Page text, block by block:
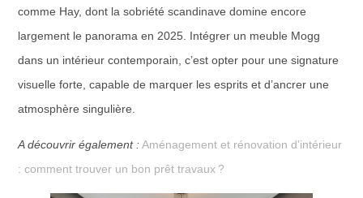
comme Hay, dont la sobriété scandinave domine encore
largement le panorama en 2025. Intégrer un meuble Mogg
dans un intérieur contemporain, c’est opter pour une signature
visuelle forte, capable de marquer les esprits et d’ancrer une
atmosphère singulière.
A découvrir également : Aménagement et rénovation d'intérieur
: comment trouver un bon prêt travaux ?